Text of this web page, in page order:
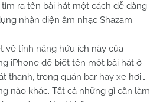
ra tên bài hát một cách dễ dàng
nhận diện âm nhạc Shazam.
về tính năng hữu ích này của
iPhone để biết tên một bài hát ở
thanh, trong quán bar hay xe hơi…
nào khác. Tất cả những gì cần làm